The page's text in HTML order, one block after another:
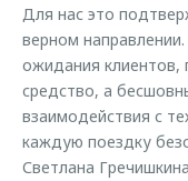
Для нас это
верном
ожидания клиентов,
средство, а
взаимодействия с
каждую поездку
Светлана